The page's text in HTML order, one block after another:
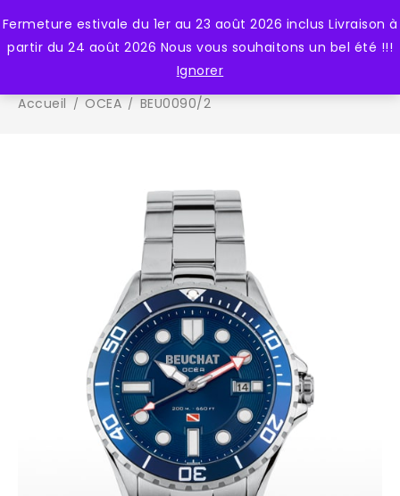
Fermeture estivale du 1er au 23 août 2026 inclus Livraison à
partir du 24 août 2026 Nous vous souhaitons un bel été !!!
Ignorer
0
Accueil / OCEA / BEU0090/2